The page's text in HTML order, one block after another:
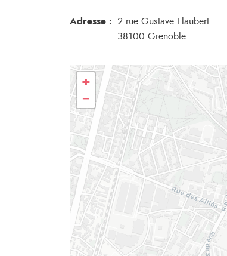
Adresse :
2 rue Gustave Flaubert
38100 Grenoble
+
−